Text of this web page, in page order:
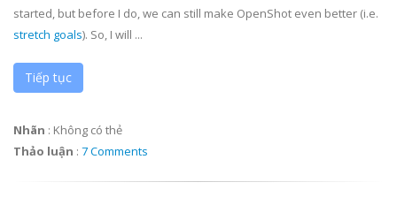
started, but before I do, we can still make OpenShot even better (i.e.
stretch goals). So, I will ...
Tiếp tục
Nhãn : Không có thẻ
Thảo luận : 7 Comments